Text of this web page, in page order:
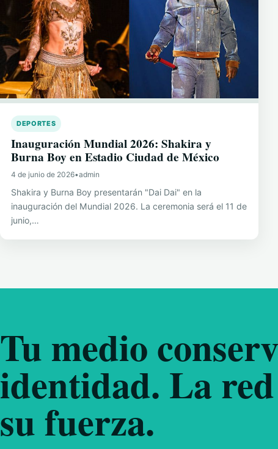
DEPORTES
Inauguración Mundial 2026: Shakira y
Burna Boy en Estadio Ciudad de México
4 de junio de 2026•admin
Shakira y Burna Boy presentarán "Dai Dai" en la
inauguración del Mundial 2026. La ceremonia será el 11 de
junio,…
Tu medio
identidad. La
su fuerza.